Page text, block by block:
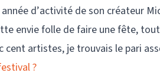
d’activité de son créateur
envie folle de faire une fête,
cent artistes, je trouvais le pari
?